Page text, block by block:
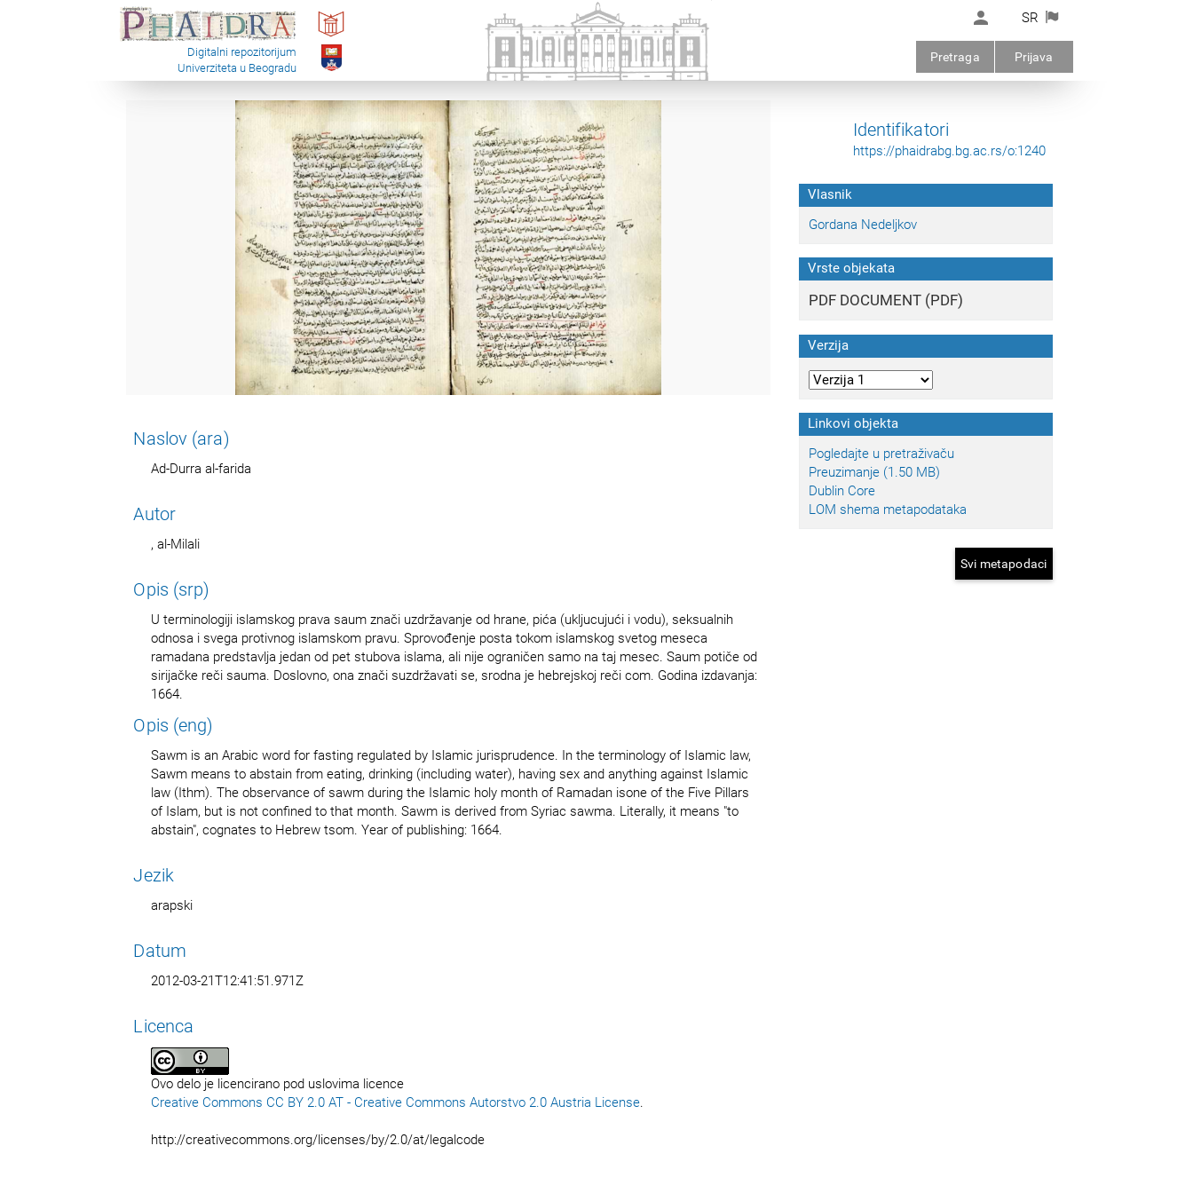
Digitalni repozitorijum
Univerziteta u Beogradu
SR
Pretraga Prijava
Naslov (ara)
Ad-Durra al-farida
Autor
, al-Milali
Opis (srp)
U terminologiji islamskog prava saum znači uzdržavanje od hrane, pića (ukljucujući i vodu), seksualnih
odnosa i svega protivnog islamskom pravu. Sprovođenje posta tokom islamskog svetog meseca
ramadana predstavlja jedan od pet stubova islama, ali nije ograničen samo na taj mesec. Saum potiče od
sirijačke reči sauma. Doslovno, ona znači suzdržavati se, srodna je hebrejskoj reči com. Godina izdavanja:
1664.
Opis (eng)
Sawm is an Arabic word for fasting regulated by Islamic jurisprudence. In the terminology of Islamic law,
Sawm means to abstain from eating, drinking (including water), having sex and anything against Islamic
law (Ithm). The observance of sawm during the Islamic holy month of Ramadan isone of the Five Pillars
of Islam, but is not confined to that month. Sawm is derived from Syriac sawma. Literally, it means "to
abstain", cognates to Hebrew tsom. Year of publishing: 1664.
Jezik
arapski
Datum
2012-03-21T12:41:51.971Z
Licenca
Ovo delo je licencirano pod uslovima licence
Creative Commons CC BY 2.0 AT - Creative Commons Autorstvo 2.0 Austria License.
http://creativecommons.org/licenses/by/2.0/at/legalcode
Identifikatori
https://phaidrabg.bg.ac.rs/o:1240
Vlasnik
Gordana Nedeljkov
Vrste objekata
PDF DOCUMENT (PDF)
Verzija
Linkovi objekta
Pogledajte u pretraživaču
Preuzimanje (1.50 MB)
Dublin Core
LOM shema metapodataka
Svi metapodaci